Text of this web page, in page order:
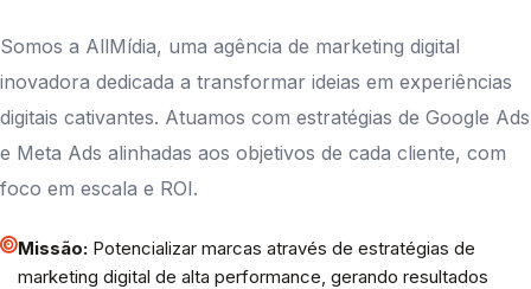
Somos a AllMídia, uma agência de marketing digital
inovadora dedicada a transformar ideias em experiências
digitais cativantes. Atuamos com estratégias de Google Ads
e Meta Ads alinhadas aos objetivos de cada cliente, com
foco em escala e ROI.
Missão: Potencializar marcas através de estratégias de
marketing digital de alta performance, gerando resultados